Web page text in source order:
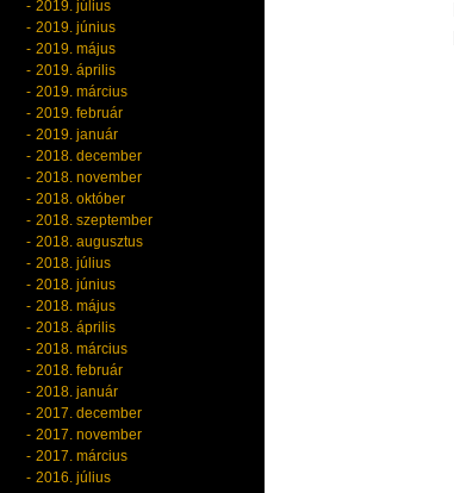
2019. július
2019. június
2019. május
2019. április
2019. március
2019. február
2019. január
2018. december
2018. november
2018. október
2018. szeptember
2018. augusztus
2018. július
2018. június
2018. május
2018. április
2018. március
2018. február
2018. január
2017. december
2017. november
2017. március
2016. július